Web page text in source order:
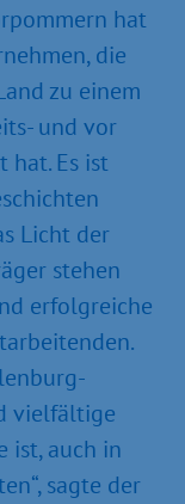
hat
die
zu einem
und vor
hat. Es ist
Licht der
stehen
erfolgreiche
vielfältige
ist, auch in
sagte der